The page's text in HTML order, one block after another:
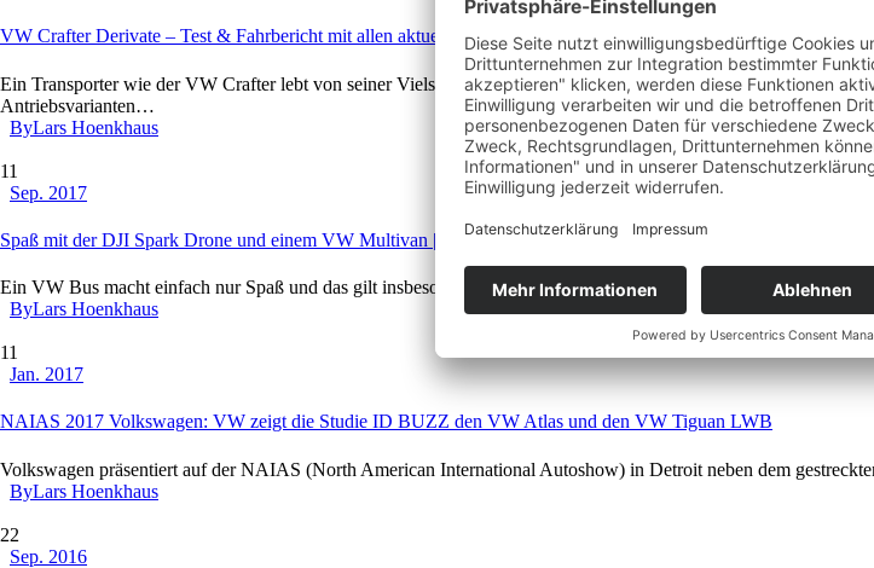
VW Crafter Derivate – Test & Fahrbericht mit allen aktuellen Crafter-Modellen
Ein Transporter wie der VW Crafter lebt von seiner Vielseitigkeit. Der neue Volkswagen Crafter bietet jedoch
Antriebsvarianten…
ByLars Hoenkhaus
11
Sep. 2017
Spaß mit der DJI Spark Drone und einem VW Multivan | VW T6
Ein VW Bus macht einfach nur Spaß und das gilt insbesondere für den aktuellen Multivan. Wer schon einmal
ByLars Hoenkhaus
11
Jan. 2017
NAIAS 2017 Volkswagen: VW zeigt die Studie ID BUZZ den VW Atlas und den VW Tiguan LWB
Volkswagen präsentiert auf der NAIAS (North American International Autoshow) in Detroit neben dem
ByLars Hoenkhaus
22
Sep. 2016